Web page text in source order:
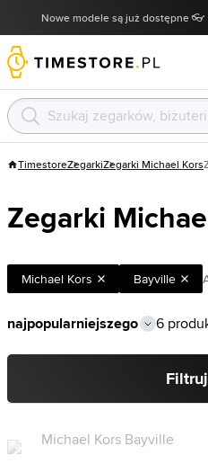
Nowe modele są już dostępne
TimestoreZegarkiZegarki Michael Kors
Zegarki
Michael Kors Bayville
6
Filtruj